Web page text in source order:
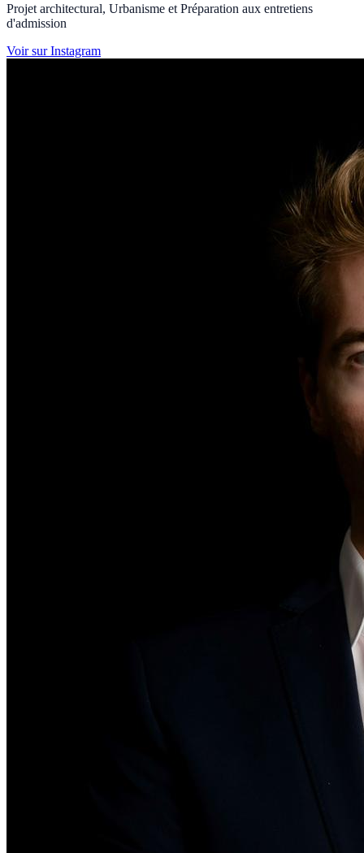
Projet architectural, Urbanisme et Préparation aux entretiens
d'admission
Voir sur Instagram